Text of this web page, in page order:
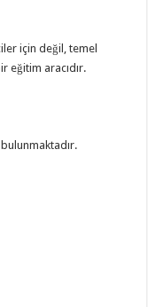
için değil, temel
eğitim aracıdır.